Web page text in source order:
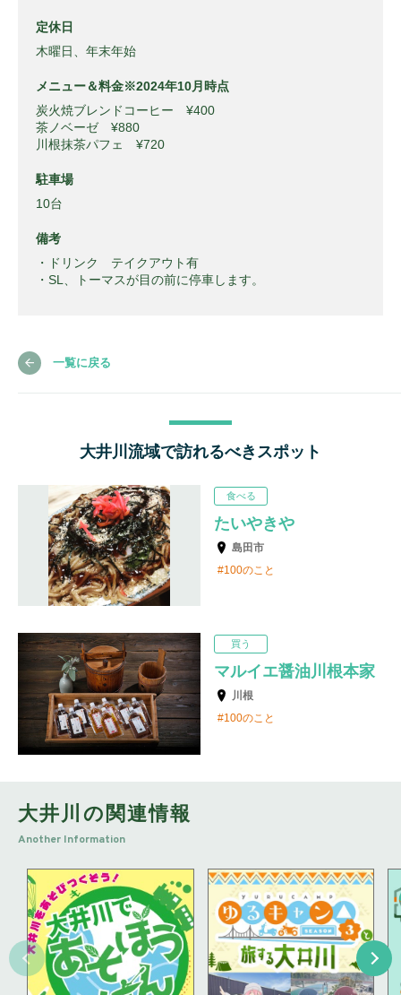
定休日
木曜日、年末年始
メニュー＆料金※2024年10月時点
炭火焼ブレンドコーヒー ¥400
茶ノベーゼ ¥880
川根抹茶パフェ ¥720
駐車場
10台
備考
・ドリンク テイクアウト有
・SL、トーマスが目の前に停車します。
一覧に戻る
大井川流域で訪れるべきスポット
たいやきや
島田市
100のこと
食べる
マルイエ醤油川根本家
川根
100のこと
買う
大井川の関連情報
Another Information